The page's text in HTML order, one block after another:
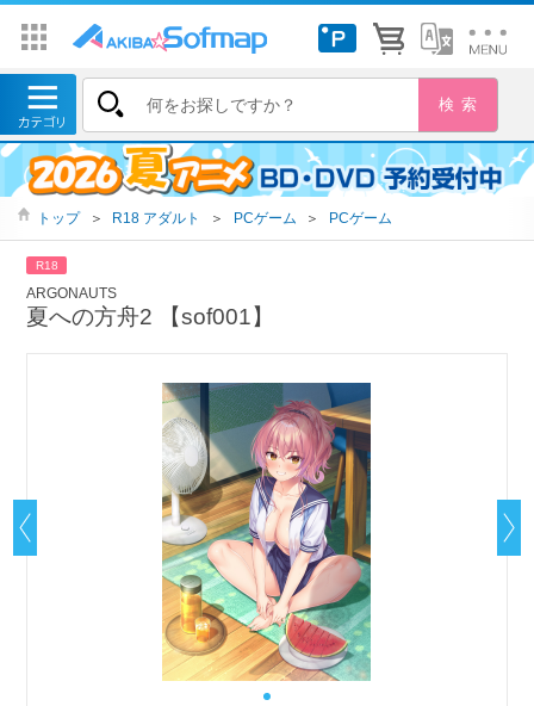
トップ ＞ R18 アダルト ＞ PCゲーム ＞ PCゲーム
R18
ARGONAUTS
夏への方舟2 【sof001】